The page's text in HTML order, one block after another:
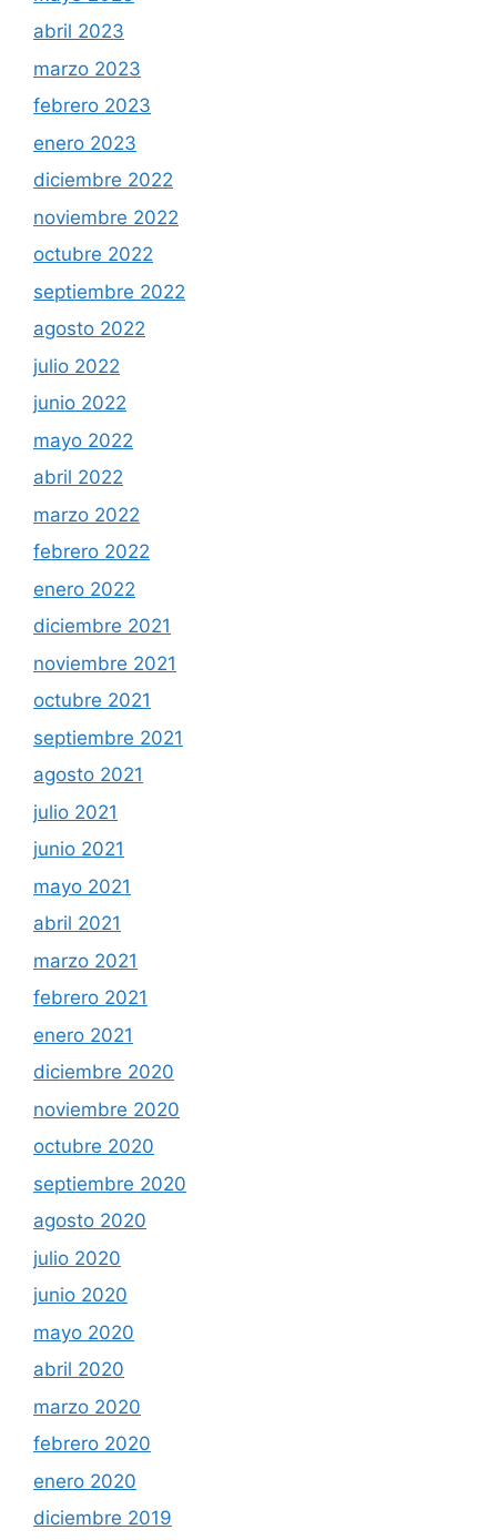
abril 2023
marzo 2023
febrero 2023
enero 2023
diciembre 2022
noviembre 2022
octubre 2022
septiembre 2022
agosto 2022
julio 2022
junio 2022
mayo 2022
abril 2022
marzo 2022
febrero 2022
enero 2022
diciembre 2021
noviembre 2021
octubre 2021
septiembre 2021
agosto 2021
julio 2021
junio 2021
mayo 2021
abril 2021
marzo 2021
febrero 2021
enero 2021
diciembre 2020
noviembre 2020
octubre 2020
septiembre 2020
agosto 2020
julio 2020
junio 2020
mayo 2020
abril 2020
marzo 2020
febrero 2020
enero 2020
diciembre 2019